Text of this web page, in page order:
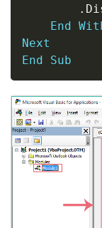
.
End
Next
End
Sub